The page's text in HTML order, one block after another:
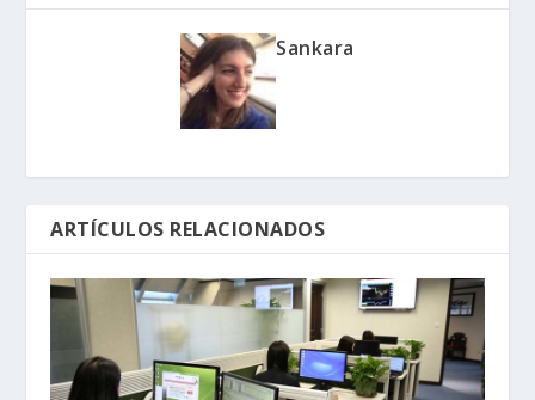
Sankara
ARTÍCULOS RELACIONADOS